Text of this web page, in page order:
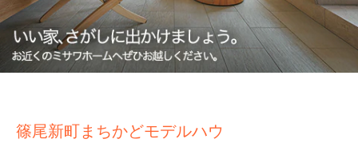
篠尾新町まちかどモデルハウ